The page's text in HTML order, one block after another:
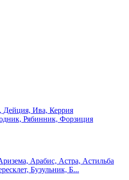
Дейция, Ива, Керрия
Рябинник, Форзиция
Арабис, Астра, Астильба
Бузульник, Б...